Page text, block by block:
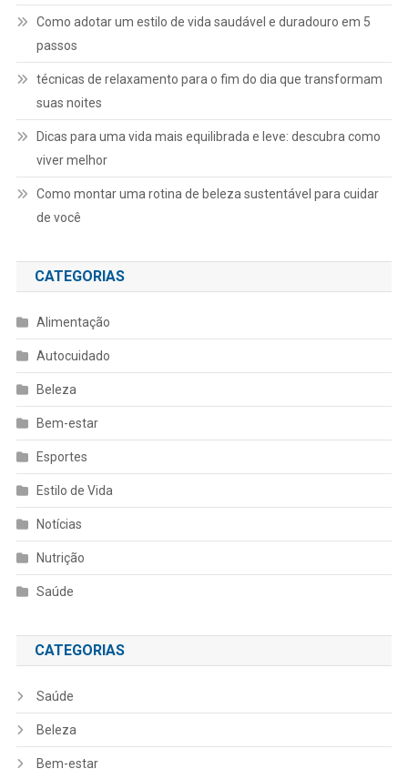
Como adotar um estilo de vida saudável e duradouro em 5
passos
técnicas de relaxamento para o fim do dia que transformam
suas noites
Dicas para uma vida mais equilibrada e leve: descubra como
viver melhor
Como montar uma rotina de beleza sustentável para cuidar
de você
CATEGORIAS
Alimentação
Autocuidado
Beleza
Bem-estar
Esportes
Estilo de Vida
Notícias
Nutrição
Saúde
CATEGORIAS
Saúde
Beleza
Bem-estar